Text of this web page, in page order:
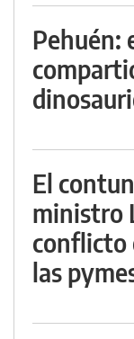
Pehuén:
El
ministro
conflicto
las